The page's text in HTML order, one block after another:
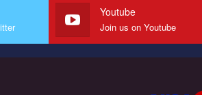
Youtube
Join us on Youtube